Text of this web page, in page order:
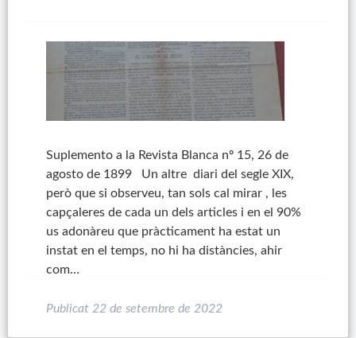
Suplemento a la Revista Blanca nº 15, 26 de
agosto de 1899 Un altre diari del segle XIX,
però que si observeu, tan sols cal mirar , les
capçaleres de cada un dels articles i en el 90%
us adonàreu que pràcticament ha estat un
instat en el temps, no hi ha distàncies, ahir
com…
Publicat 22 de setembre de 2022